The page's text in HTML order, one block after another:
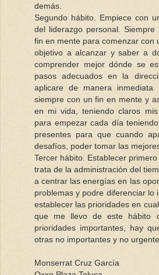
demás.
Segundo hábito. Empiece con
del liderazgo personal.
fin en mente para comenzar con
objetivo a alcanzar y saber a
comprender mejor dónde se
pasos adecuados en la
aplicare de manera
siempre con un fin en mente y
en mi vida, teniendo claros
para empezar cada día
presentes para que cuando
desafíos, poder tomar las
Tercer hábito. Establecer
trata de la administración del
a centrar las energías en las
problemas y podre diferenciar lo
establecer las prioridades en
que me llevo de este hábito
prioridades importantes, hay
otras no importantes y no
Monserrat Cruz García